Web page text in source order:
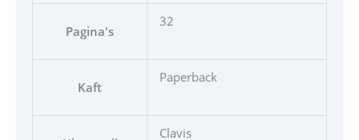
Pagina's
32
Kaft
Paperback
Clavis